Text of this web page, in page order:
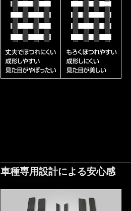
車種専用設計による安心感